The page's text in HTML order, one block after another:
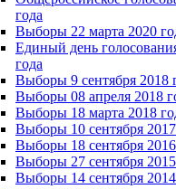
года
Выборы 22 марта 2020
Единый день
года
Выборы 9 сентября 2018
Выборы 08 апреля 2018
Выборы 18 марта 2018
Выборы 10 сентября 2017
Выборы 18 сентября 2016
Выборы 27 сентября 2015
Выборы 14 сентября 2014